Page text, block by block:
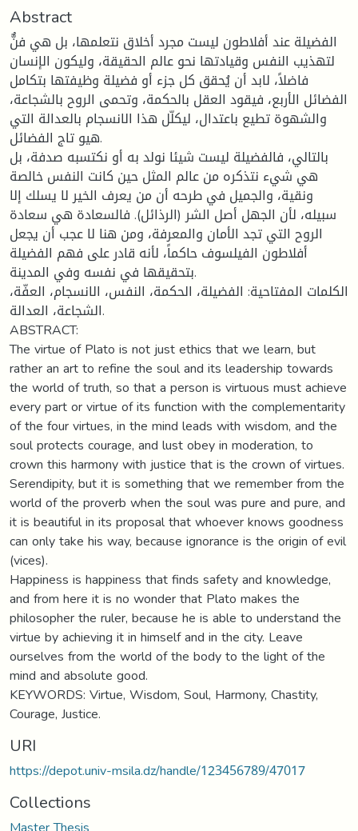
Abstract
الفضيلة عند أفلاطون ليست مجرد أخلاق نتعلمها، بل هي فنٌّ
لتهذيب النفس وقيادتها نحو عالم الحقيقة، وليكون الإنسان
فاضلاً، لابد أن يُحقق كل جزء أو فضيلة وظيفتها بتكامل
الفضائل الأربع، فيقود العقل بالحكمة، وتحمى الروح بالشجاعة،
والشهوة تطيع باعتدال، ليكلّل هذا الانسجام بالعدالة التي
هيو تاج الفضائل.
بالتالي، فالفضيلة ليست شيئا نولد به أو نكتسبه صدفة، بل
هي شيء نتذكره من عالم المثل حين كانت النفس خالصة
ونقية، والجميل في طرحه أن من يعرف الخير لا يسلك إلا
سبيله، لأن الجهل أصل الشر (الرذائل). فالسعادة هي سعادة
الروح التي تجد الأمان والمعرفة، ومن هنا لا عجب أن يجعل
أفلاطون الفيلسوف حاكماً، لأنه قادر على فهم الفضيلة
بتحقيقها في نفسه وفي المدينة.
الكلمات المفتاحية: الفضيلة، الحكمة، النفس، الانسجام، العفّة،
الشجاعة، العدالة.
ABSTRACT:
The virtue of Plato is not just ethics that we learn, but
rather an art to refine the soul and its leadership towards
the world of truth, so that a person is virtuous must achieve
every part or virtue of its function with the complementarity
of the four virtues, in the mind leads with wisdom, and the
soul protects courage, and lust obey in moderation, to
crown this harmony with justice that is the crown of virtues.
Serendipity, but it is something that we remember from the
world of the proverb when the soul was pure and pure, and
it is beautiful in its proposal that whoever knows goodness
can only take his way, because ignorance is the origin of evil
(vices).
Happiness is happiness that finds safety and knowledge,
and from here it is no wonder that Plato makes the
philosopher the ruler, because he is able to understand the
virtue by achieving it in himself and in the city. Leave
ourselves from the world of the body to the light of the
mind and absolute good.
KEYWORDS: Virtue, Wisdom, Soul, Harmony, Chastity,
Courage, Justice.
URI
https://depot.univ-msila.dz/handle/123456789/47017
Collections